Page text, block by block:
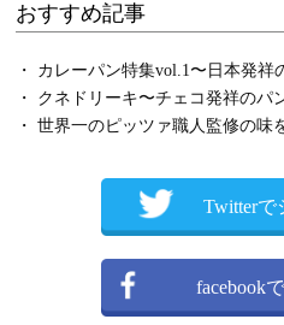
おすすめ記事
・ カレーパン特集vol.1〜日本発祥
・ クネドリーキ〜チェコ発祥のパ
・ 世界一のピッツァ職人監修の味
Twitterで
facebook